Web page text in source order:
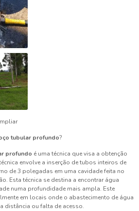
tubular profundo?
profundo é uma técnica que visa a obtenção
envolve a inserção de tubos inteiros de
de 3 polegadas em uma cavidade feita no
Esta técnica se destina a encontrar água
numa profundidade mais ampla. Este
em locais onde o abastecimento de água
distância ou falta de acesso.